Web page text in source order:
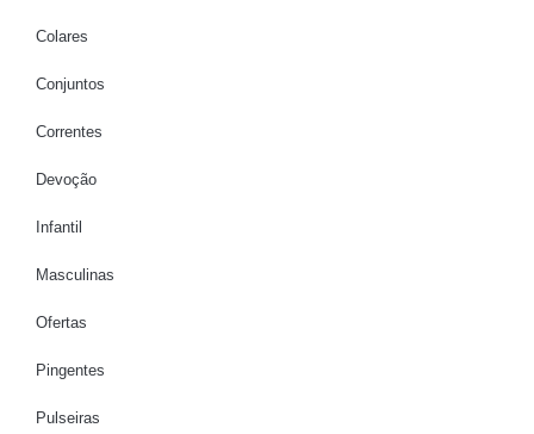
Colares
Conjuntos
Correntes
Devoção
Infantil
Masculinas
Ofertas
Pingentes
Pulseiras